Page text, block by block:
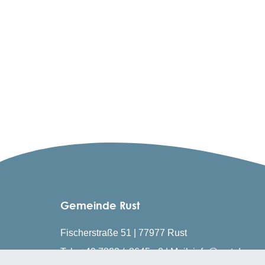
Gemeinde Rust
Fischerstraße 51 | 77977 Rust
Tel.: +49 7822 / 8645 - 0 | Mail: info@rust.de